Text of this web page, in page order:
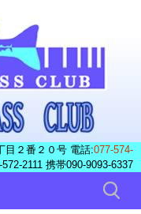
２番２０号 電話:077-574-
572-2111 携帯090-9093-6337
検
索: